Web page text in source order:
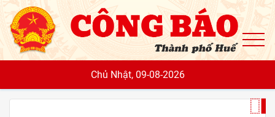
Chủ Nhật, 09-08-2026